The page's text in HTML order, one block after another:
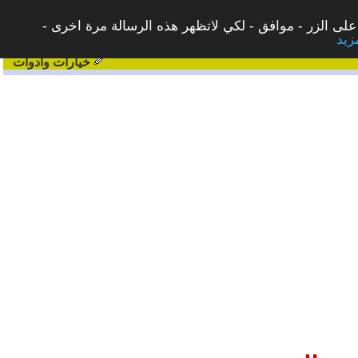
على الزر - موافق - لكي لاتظهر هذه الرسالة مرة اخرى -
خيارات وادوات